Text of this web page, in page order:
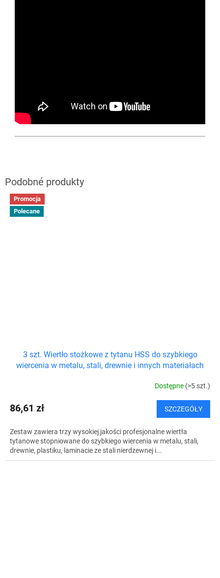
Promocja
Polecane
3 szt. Wiertło stożkowe z tytanu HSS do szybkiego
wiercenia w metalu, stali, drewnie i innych materiałach
Dostępne (>5 szt.)
86,61 zł SZCZEGÓŁY
Zestaw zawiera trzy wysokiej jakości profesjonalne wiertła
tytanowe stopniowane do szybkiego wiercenia w metalu, stali,
drewnie, plastiku, laminacie ze stali nierdzewnej i...